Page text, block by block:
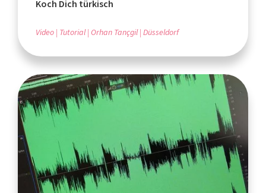
Koch Dich türkisch
Video Tutorial Orhan Tançgil Düsseldorf